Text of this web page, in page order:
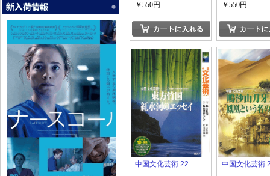
￥550円 ￥550円
中国文化芸術 22 中国文化芸術